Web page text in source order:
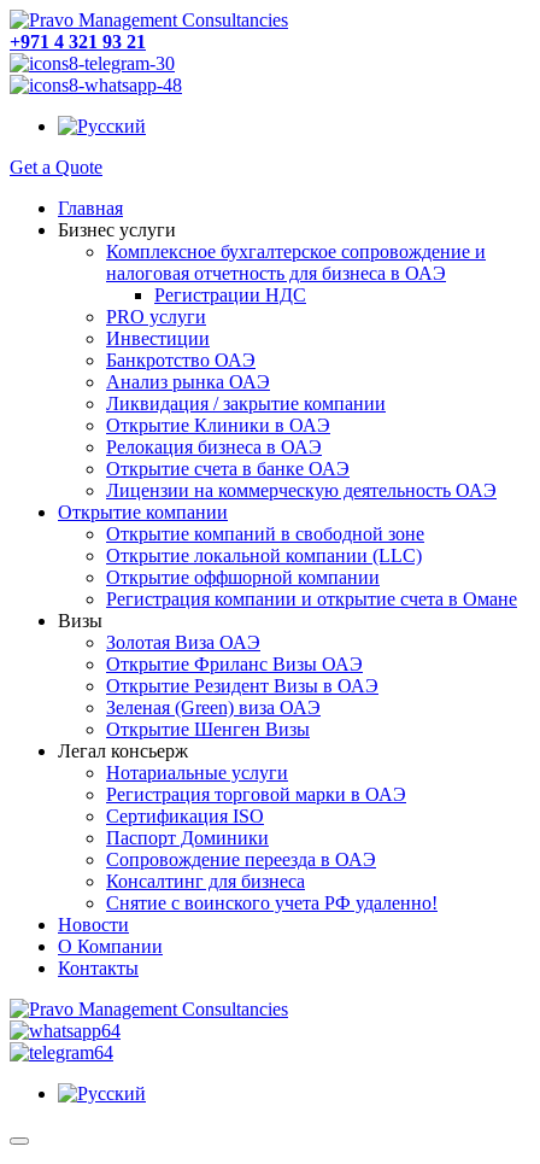
+971 4 321 93 21
Get a Quote
Главная
Бизнес услуги
Комплексное бухгалтерское сопровождение и
налоговая отчетность для бизнеса в ОАЭ
Регистрации НДС
PRO услуги
Инвестиции
Банкротство ОАЭ
Анализ рынка ОАЭ
Ликвидация / закрытие компании
Открытие Клиники в ОАЭ
Релокация бизнеса в ОАЭ
Открытие счета в банке ОАЭ
Лицензии на коммерческую деятельность ОАЭ
Открытие компании
Открытие компаний в свободной зоне
Открытие локальной компании (LLC)
Открытие оффшорной компании
Регистрация компании и открытие счета в Омане
Визы
Золотая Виза ОАЭ
Открытие Фриланс Визы ОАЭ
Открытие Резидент Визы в ОАЭ
Зеленая (Green) виза ОАЭ
Открытие Шенген Визы
Легал консьерж
Нотариальные услуги
Регистрация торговой марки в ОАЭ
Сертификация ISO
Паспорт Доминики
Сопровождение переезда в ОАЭ
Консалтинг для бизнеса
Снятие с воинского учета РФ удаленно!
Новости
О Компании
Контакты